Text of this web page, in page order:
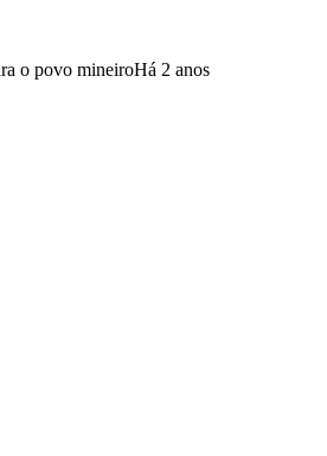
o povo mineiroHá 2 anos